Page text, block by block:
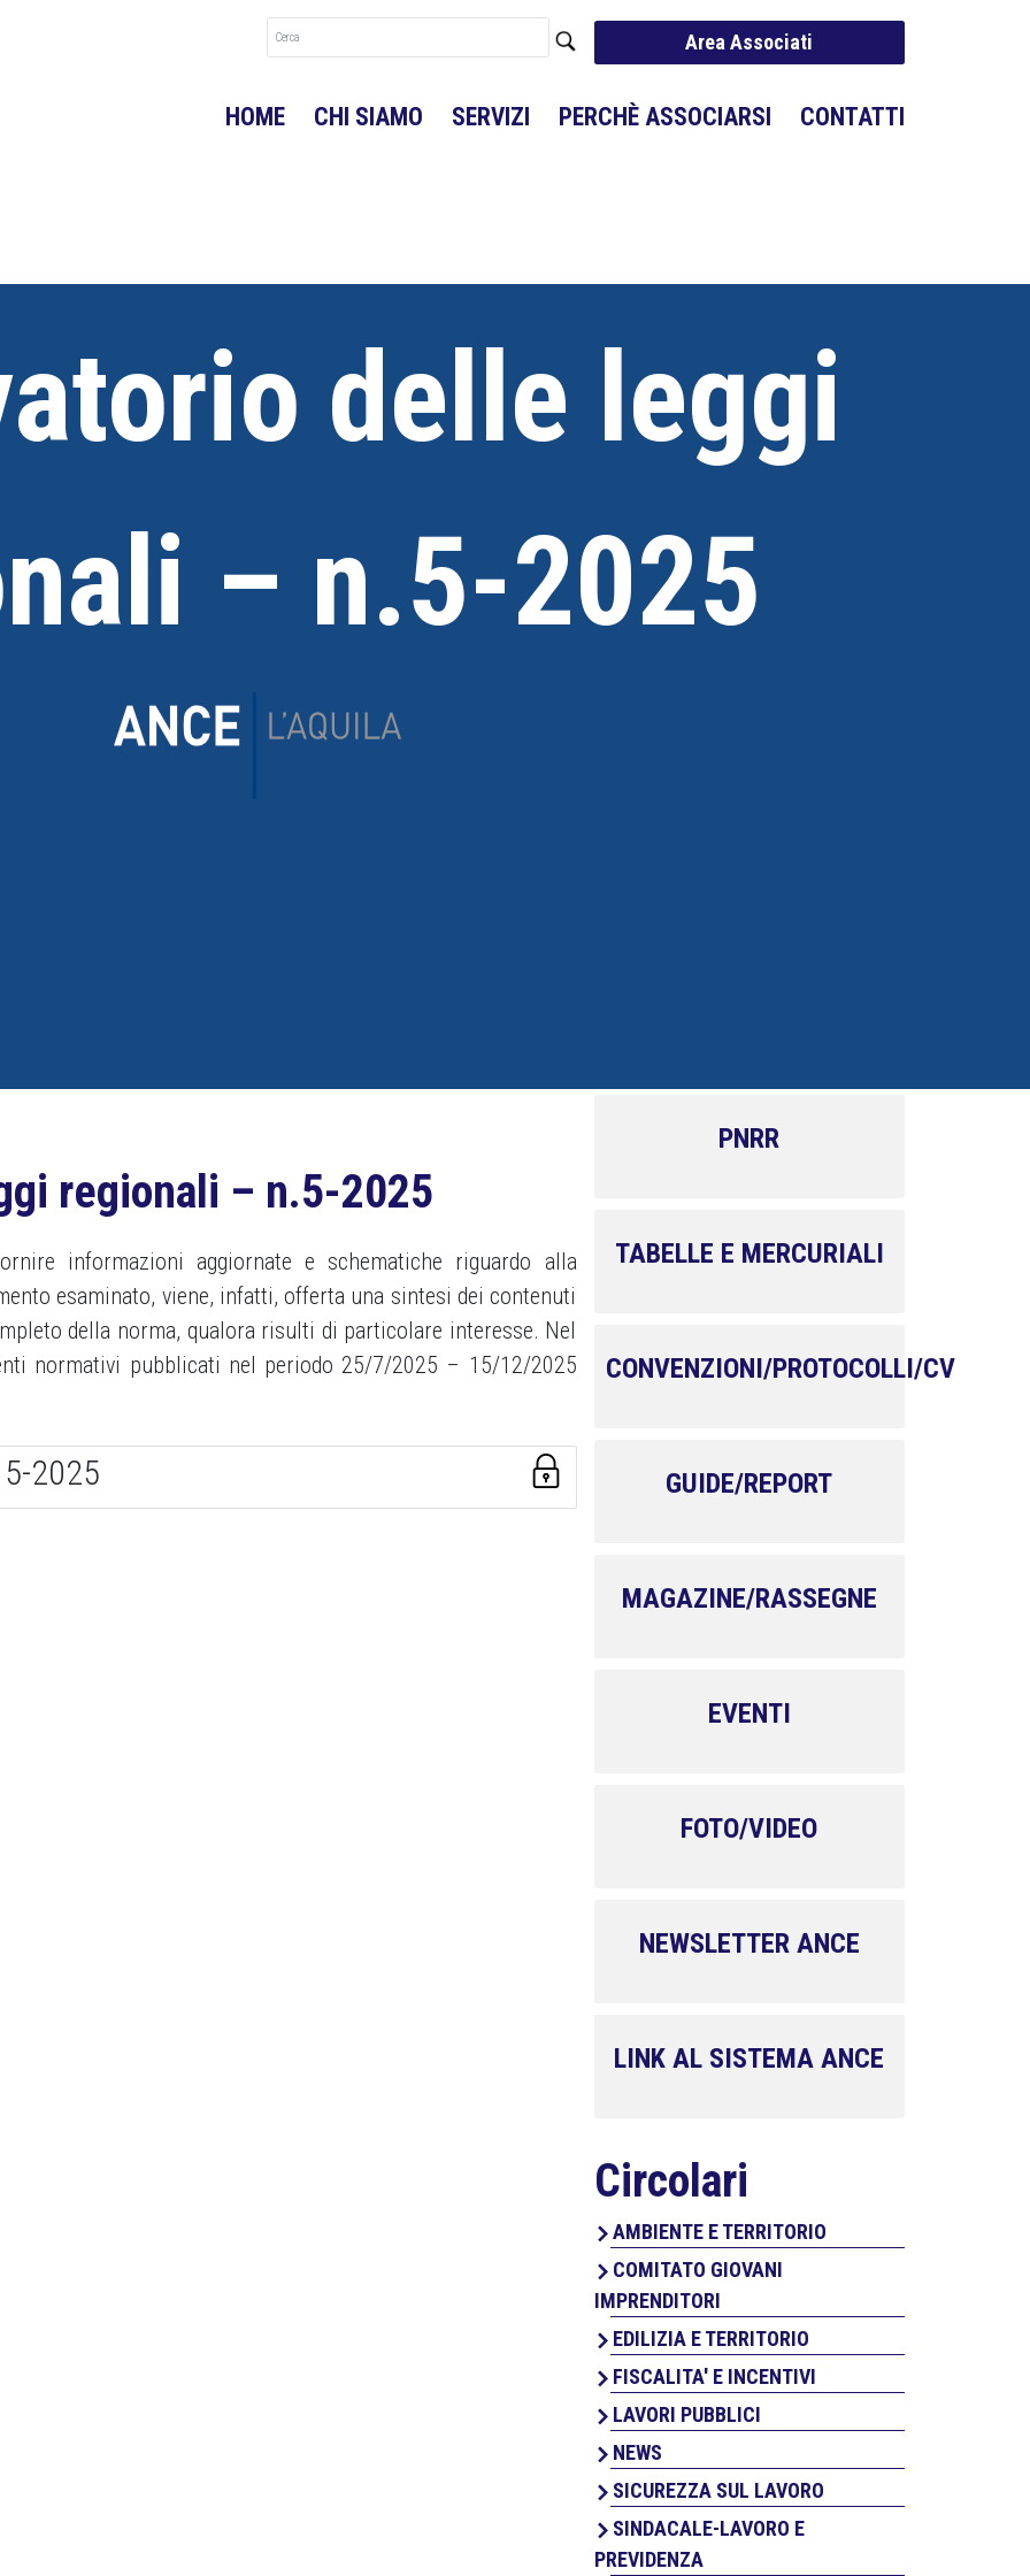
Area Associati
HOME CHI SIAMO SERVIZI PERCHÈ ASSOCIARSI CONTATTI
delle leggi
– n.5-2025
regionali – n.5-2025
informazioni aggiornate e schematiche riguardo alla
esaminato, viene, infatti, offerta una sintesi dei contenuti
della norma, qualora risulti di particolare interesse. Nel
normativi pubblicati nel periodo 25/7/2025 – 15/12/2025
2025
PNRR
TABELLE E MERCURIALI
CONVENZIONI/PROTOCOLLI/CV
GUIDE/REPORT
MAGAZINE/RASSEGNE
EVENTI
FOTO/VIDEO
NEWSLETTER ANCE
LINK AL SISTEMA ANCE
Circolari
AMBIENTE E TERRITORIO
COMITATO GIOVANI
IMPRENDITORI
EDILIZIA E TERRITORIO
FISCALITA' E INCENTIVI
LAVORI PUBBLICI
NEWS
SICUREZZA SUL LAVORO
SINDACALE-LAVORO E
PREVIDENZA